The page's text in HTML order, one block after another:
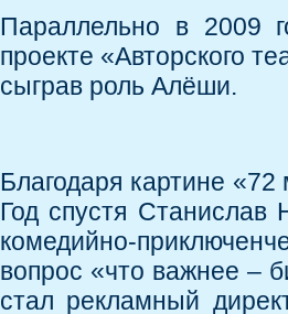
Параллельно в 2009
проекте «Авторского
сыграв роль Алёши.
Благодаря картине
Год спустя Станислав
комедийно-
вопрос «что важнее –
стал рекламный